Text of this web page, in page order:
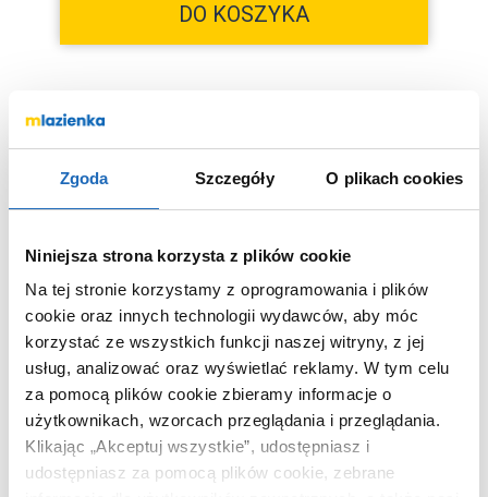
Zgoda Szczegóły O plikach cookies
Niniejsza strona korzysta z plików cookie
Na tej stronie korzystamy z oprogramowania i plików
cookie oraz innych technologii wydawców, aby móc
korzystać ze wszystkich funkcji naszej witryny, z jej
usług, analizować oraz wyświetlać reklamy. W tym celu
za pomocą plików cookie zbieramy informacje o
użytkownikach, wzorcach przeglądania i przeglądania.
Klikając „Akceptuj wszystkie”, udostępniasz i
udostępniasz za pomocą plików cookie, zebrane
DO KOSZYKA
Wybierz wariant:
Kształt prostokątny
Kolor czarny
Dłuższy bok (cm) 160
Krótszy bok(cm) 80
Chcesz zamówić telefonicznie?
OPIS PRODUKTU